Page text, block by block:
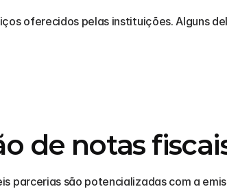
oferecidos pelas instituições. Alguns
de notas
parcerias são potencializadas com a